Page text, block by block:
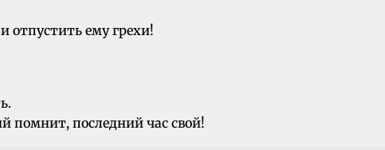
отпустить ему грехи!
помнит, последний час свой!